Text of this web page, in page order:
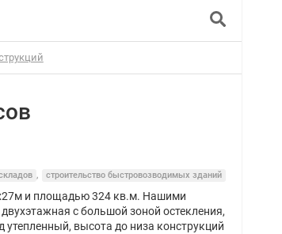
, строительство быстровозводимых зданий
и площадью 324 кв.м. Нашими
с большой зоной остекления,
высота до низа конструкций